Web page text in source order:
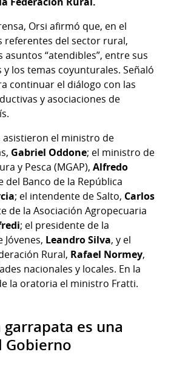
Orsi afirmó que, en el
referentes del sector rural,
“atendibles”, entre sus
los temas coyunturales. Señaló
continuar el diálogo con las
y asociaciones de
asistieron el ministro de
Gabriel Oddone; el ministro de
y Pesca (MGAP), Alfredo
del Banco de la República
; el intendente de Salto, Carlos
de la Asociación Agropecuaria
; el presidente de la
Jóvenes, Leandro Silva, y el
Rural, Rafael Normey,
nacionales y locales. En la
la oratoria el ministro Fratti.
es una
Gobierno